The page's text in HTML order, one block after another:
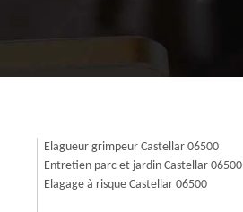
Elagueur grimpeur Castellar 06500
Entretien parc et jardin Castellar 06500
Elagage à risque Castellar 06500